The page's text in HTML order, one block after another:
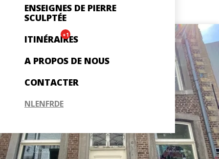
ENSEIGNES DE PIERRE
SCULPTÉE
ITINÉRAIRES
+1
A PROPOS DE NOUS
CONTACTER
NLENFRDE